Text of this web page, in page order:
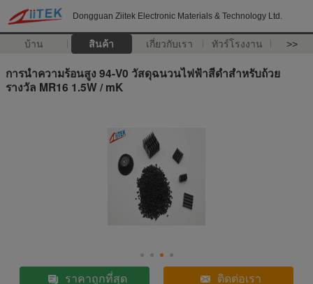
Dongguan Ziitek Electronic Materials & Technology Ltd.
บ้าน สินค้า เกี่ยวกับเรา ทัวร์โรงงาน >>
การนำความร้อนสูง 94-V0 วัสดุฉนวนไฟฟ้าสีดำสำหรับถ้วย
รางวัล MR16 1.5W / mK
ราคาถูกที่สุด ติดต่อเรา